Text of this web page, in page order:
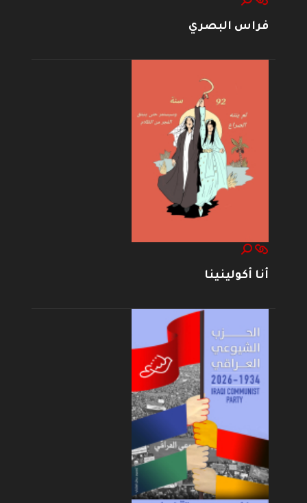
فراس البصري
أنا أكولينينا